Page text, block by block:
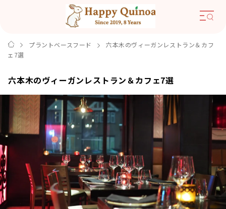
プラントベースフード
六本木のヴィーガンレストラン＆カフ
ェ7選
六本木のヴィーガンレストラン＆カフェ7選